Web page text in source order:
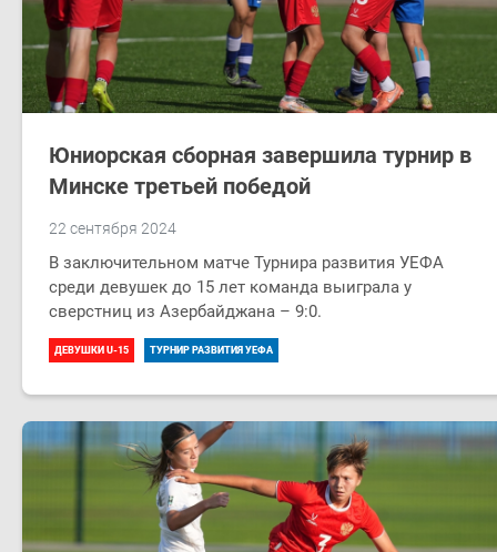
22 сентября 2024
Юниорская сборная завершила турнир в
Минске третьей победой
В заключительном матче Турнира развития УЕФА
среди девушек до 15 лет команда выиграла у
сверстниц из Азербайджана – 9:0.
ДЕВУШКИ U-15 ТУРНИР РАЗВИТИЯ УЕФА